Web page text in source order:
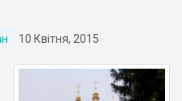
10 Квітня, 2015